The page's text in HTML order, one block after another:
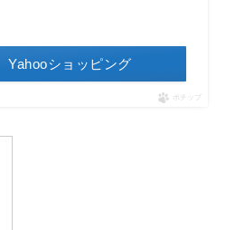
Yahooショッピング
ポチップ